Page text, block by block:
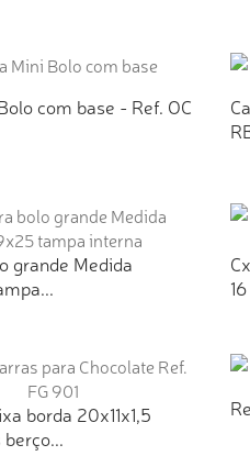
com base - Ref. OC
grande Medida
borda 20x11x1,5